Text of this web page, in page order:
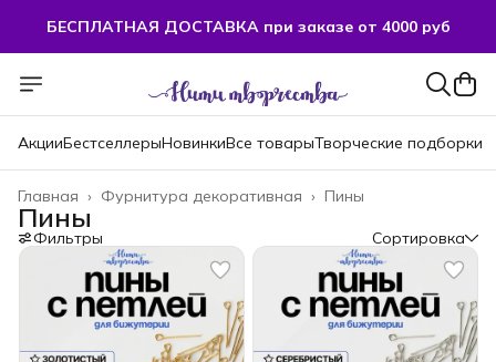
БЕСПЛАТНАЯ ДОСТАВКА при заказе от 4000 руб
БЕСПЛАТНАЯ ДОСТАВКА при заказе от 4000 руб
АкцииБестселлерыНовинкиВсе товарыТворческие подборки
Пины
Фурнитура декоративная ›
Главная ›
Пины
Фильтры Сортировка